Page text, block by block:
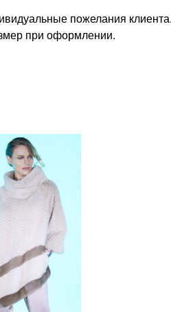
пожелания
при оформлении.